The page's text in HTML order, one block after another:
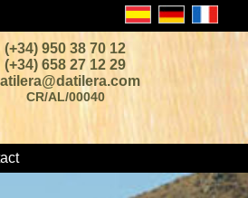
(+34) 950 38 70 12
(+34) 658 27 12 29
CR/AL/00040